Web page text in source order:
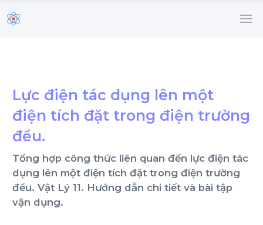
Lực điện tác dụng lên một
điện tích đặt trong điện trường
đều.
Tổng hợp công thức liên quan đến lực điện tác
dụng lên một điện tích đặt trong điện trường
đều. Vật Lý 11. Hướng dẫn chi tiết và bài tập
vận dụng.